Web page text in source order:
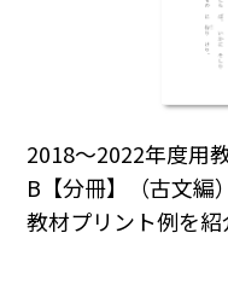
2018～2022年度用
B【分冊】（古文編
教材プリント例を紹